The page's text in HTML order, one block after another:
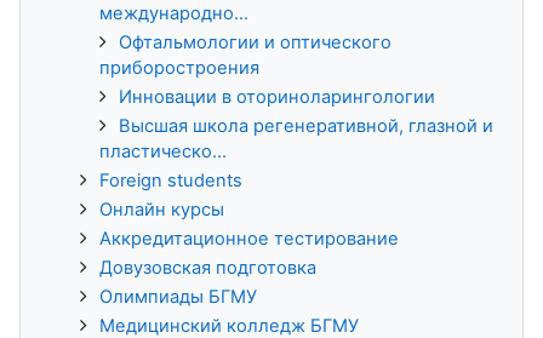
международно...
Офтальмологии и оптического
приборостроения
Инновации в оториноларингологии
Высшая школа регенеративной, глазной и
пластическо...
Foreign students
Онлайн курсы
Аккредитационное тестирование
Довузовская подготовка
Олимпиады БГМУ
Медицинский колледж БГМУ